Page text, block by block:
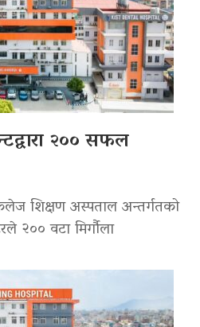
२०० सफल
शिक्षण अस्पताल अन्तर्गतको
२०० वटा मिर्गौला